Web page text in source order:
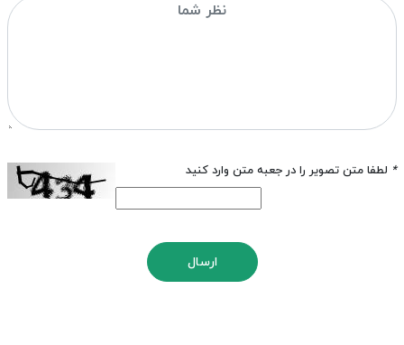
* لطفا متن تصویر را در جعبه متن وارد کنید
ارسال